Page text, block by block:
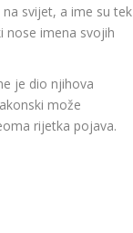
svijet, a ime su tek
nose imena svojih
je dio njihova
može
rijetka pojava.